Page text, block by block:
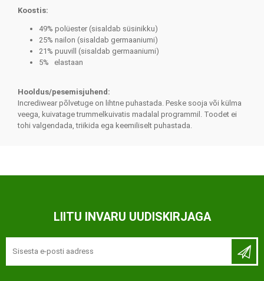
Koostis:
49% polüester (sisaldab süsinikku)
25% nailon (sisaldab germaaniumi)
21% puuvill (sisaldab germaaniumi)
5% elastaan
Hooldus/pesemisjuhend:
Incrediwear põlvetuge on lihtne puhastada. Peske sooja või külma
veega, kuivatage trummelkuivatis madalal programmil. Toodet ei
tohi valgendada, triikida ega keemiliselt puhastada.
LIITU INVARU UUDISKIRJAGA